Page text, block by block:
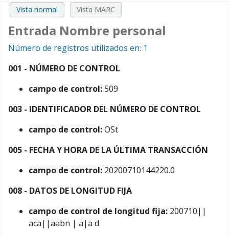
Vista normal Vista MARC
Entrada Nombre personal
Número de registros utilizados en: 1
001 - NÚMERO DE CONTROL
campo de control:509
003 - IDENTIFICADOR DEL NÚMERO DE CONTROL
campo de control:OSt
005 - FECHA Y HORA DE LA ÚLTIMA TRANSACCIÓN
campo de control: 20200710144220.0
008 - DATOS DE LONGITUD FIJA
campo de control de longitud fija: 200710||
aca||aabn | a|a d